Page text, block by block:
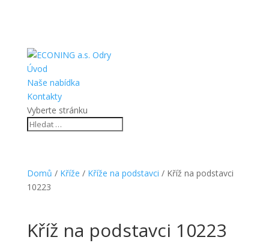
Úvod
Naše nabídka
Kontakty
Vyberte stránku
Domů / Kříže / Kříže na podstavci / Kříž na podstavci
10223
Kříž na podstavci 10223